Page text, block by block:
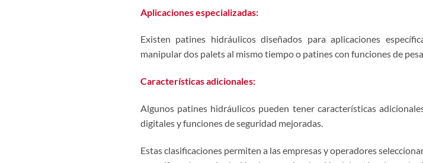
Aplicaciones especializadas:
Existen patines hidráulicos diseñados para aplicaciones
manipular dos palets al mismo tiempo o patines con funciones de
Características adicionales:
Algunos patines hidráulicos pueden tener características
digitales y funciones de seguridad mejoradas.
Estas clasificaciones permiten a las empresas y operadores